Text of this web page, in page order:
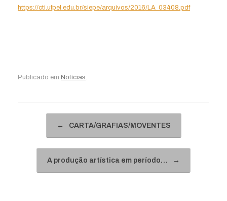
https://cti.ufpel.edu.br/siepe/arquivos/2016/LA_03408.pdf
Publicado em Notícias.
← CARTA/GRAFIAS/MOVENTES
A produção artística em período… →